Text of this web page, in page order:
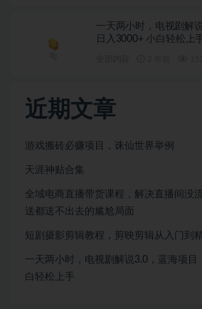
一天两小时，电视剧解
日入3000+ 小白轻松上
近期文章
游戏搬砖必赚项目，诛仙世界举例
天涯神贴合集
全域电商直播带货课程，解决直播间没
送都送不出去的尴尬局面
短剧摄影剪辑教程，剪映剪辑从入门到
一天两小时，电视剧解说3.0，蓝海项目
白轻松上手